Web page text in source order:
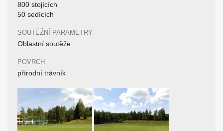
800 stojících
50 sedících
SOUTĚŽNÍ PARAMETRY
Oblastní soutěže
POVRCH
přírodní trávník